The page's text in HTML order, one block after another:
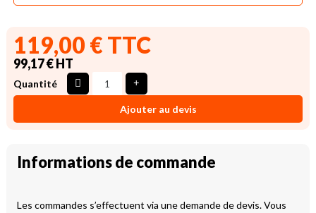
119,00 € TTC
99,17 € HT
Quantité
Ajouter au devis
Informations de commande
Les commandes s’effectuent via une demande de devis. Vous